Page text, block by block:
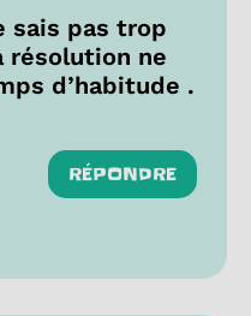
sais pas trop
résolution ne
d’habitude .
réactions
RÉPONDRE